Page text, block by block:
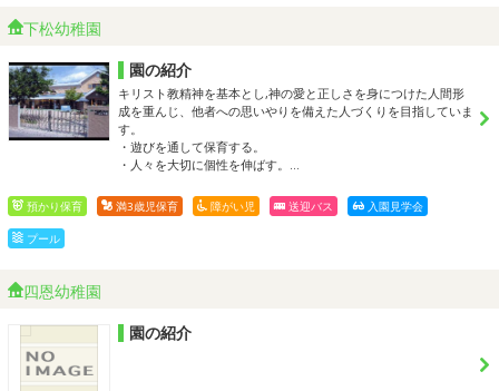
下松幼稚園
園の紹介
キリスト教精神を基本とし,神の愛と正しさを身につけた人間形
成を重んじ、他者への思いやりを備えた人づくりを目指していま
す。
・遊びを通して保育する。
・人々を大切に個性を伸ばす。…
預かり保育 満3歳児保育 障がい児 送迎バス 入園見学会
プール
四恩幼稚園
園の紹介